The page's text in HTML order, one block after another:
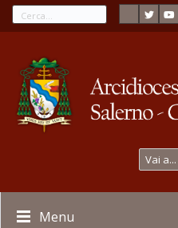
Menu